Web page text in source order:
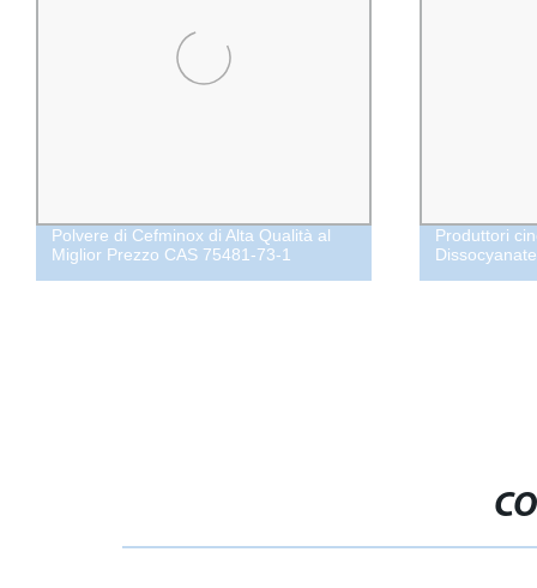
Polvere di Cefminox di Alta Qualità al
Miglior Prezzo CAS 75481-73-1
Produttori cinesi
Dissocyanate Tdi